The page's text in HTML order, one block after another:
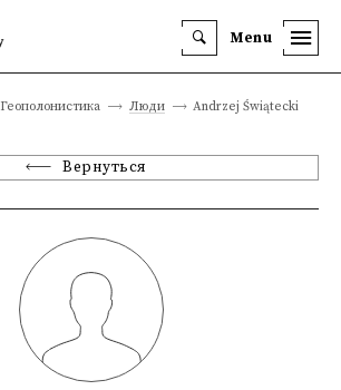
Menu
Геополонистика Люди Andrzej Świątecki
Вернуться